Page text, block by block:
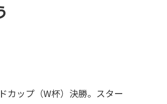
カップ（W杯）決勝。スター